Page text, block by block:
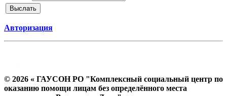
Авторизация
© 2026 « ГАУСОН РО "Комплексный социальный центр по
оказанию помощи лицам без определённого места